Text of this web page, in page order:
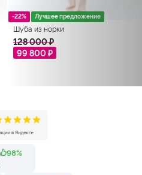
-22% Лучшее предложение
Шуба из норки
128 000 ₽
99 800 ₽
98%